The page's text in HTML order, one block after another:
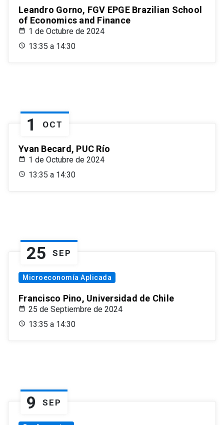
Leandro Gorno, FGV EPGE Brazilian School
of Economics and Finance
1 de Octubre de 2024
13:35 a 14:30
1 OCT
Yvan Becard, PUC Río
1 de Octubre de 2024
13:35 a 14:30
25 SEP
Microeconomía Aplicada
Francisco Pino, Universidad de Chile
25 de Septiembre de 2024
13:35 a 14:30
9 SEP